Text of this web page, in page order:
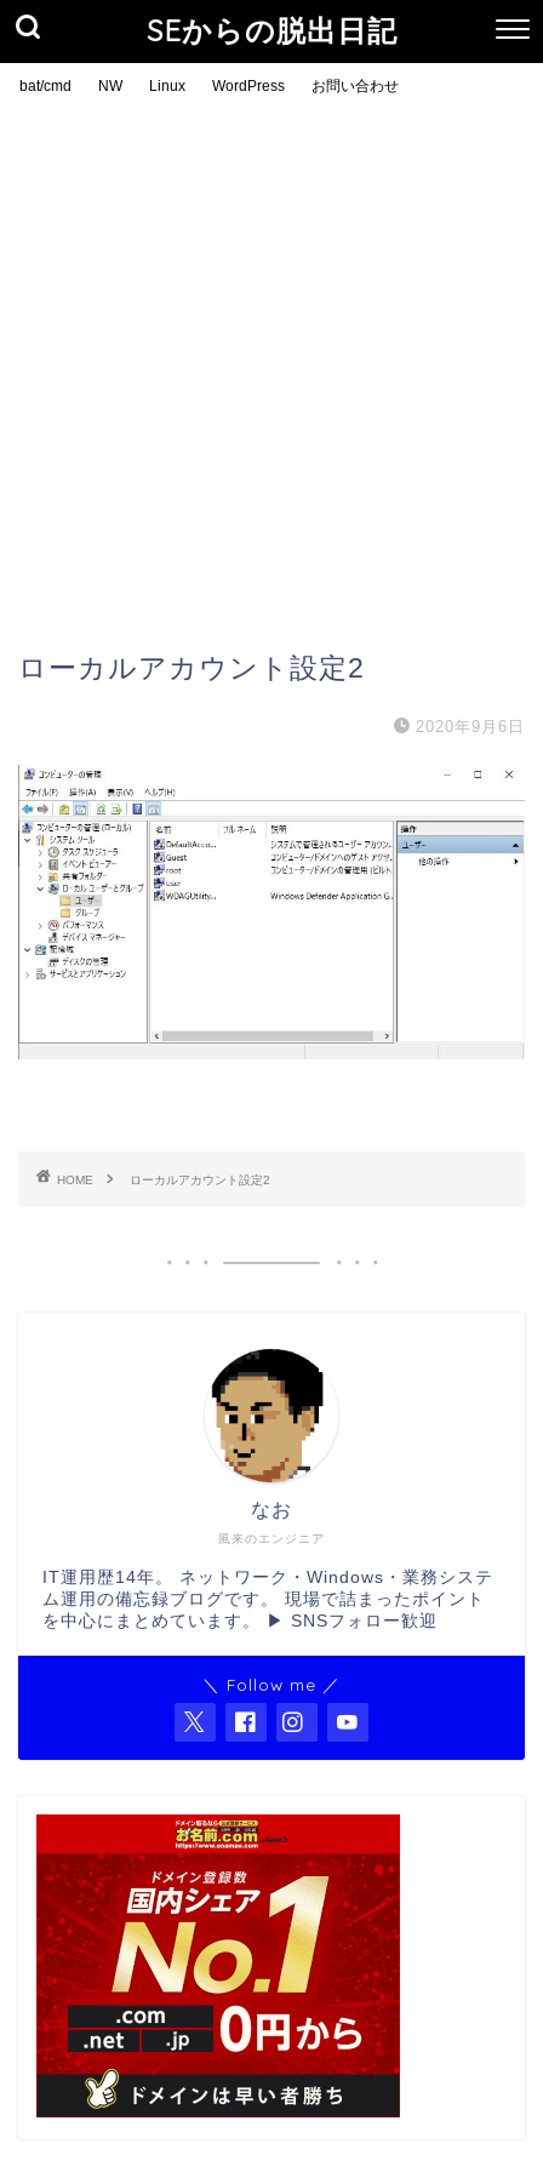
SEからの脱出日記
bat/cmd NW Linux WordPress お問い合わせ
ローカルアカウント設定2
2020年9月6日
HOME ローカルアカウント設定2
風来のエンジニア
なお
IT運用歴14年。 ネットワーク・Windows・業務システ
ム運用の備忘録ブログです。 現場で詰まったポイント
を中心にまとめています。 ▶ SNSフォロー歓迎
＼ Follow me ／